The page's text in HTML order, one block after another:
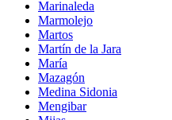
Marinaleda
Marmolejo
Martos
Martín de la Jara
María
Mazagón
Medina Sidonia
Mengibar